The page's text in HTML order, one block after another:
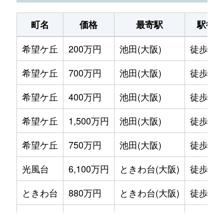
町名 価格 最寄駅
駅徒歩
希望ケ丘
200万円 池田(大阪)
徒歩2
希望ケ丘
700万円 池田(大阪)
徒歩2
希望ケ丘
400万円 池田(大阪)
徒歩2
希望ケ丘
1,500万円 池田(大阪)
徒歩2
希望ケ丘
750万円 池田(大阪)
徒歩2
光風台
6,100万円 ときわ台(大阪)
徒歩11
ときわ台
880万円 ときわ台(大阪)
徒歩2分